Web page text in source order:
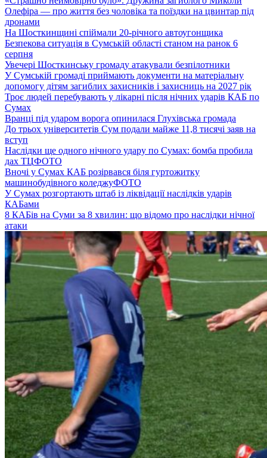
Олефіра — про життя без чоловіка та поїздки на цвинтар під
дронами
На Шосткинщині спіймали 20-річного автоугонщика
Безпекова ситуація в Сумській області станом на ранок 6
серпня
Увечері Шосткинську громаду атакували безпілотники
У Сумській громаді приймають документи на матеріальну
допомогу дітям загиблих захисників і захисниць на 2027 рік
Троє людей перебувають у лікарні після нічних ударів КАБ по
Сумах
Вранці під ударом ворога опинилася Глухівська громада
До трьох університетів Сум подали майже 11,8 тисячі заяв на
вступ
Наслідки ще одного нічного удару по Сумах: бомба пробила
дах ТЦФОТО
Вночі у Сумах КАБ розірвався біля гуртожитку
машинобудівного коледжуФОТО
У Сумах розгортають штаб із ліквідації наслідків ударів
КАБами
8 КАБів на Суми за 8 хвилин: що відомо про наслідки нічної
атаки